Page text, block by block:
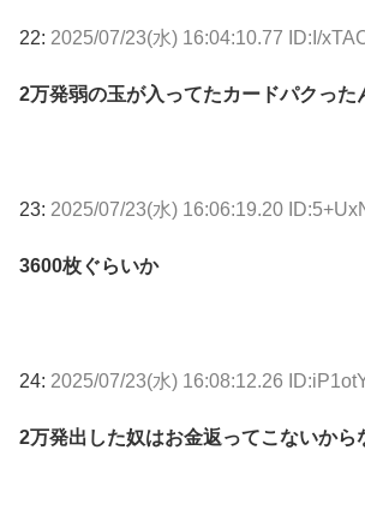
22: 2025/07/23(水) 16:04:10.77 ID:I/
2万発弱の玉が入ってたカードパクった
23: 2025/07/23(水) 16:06:19.20
3600枚ぐらいか
24: 2025/07/23(水) 16:08:12.26
2万発出した奴はお金返ってこないか